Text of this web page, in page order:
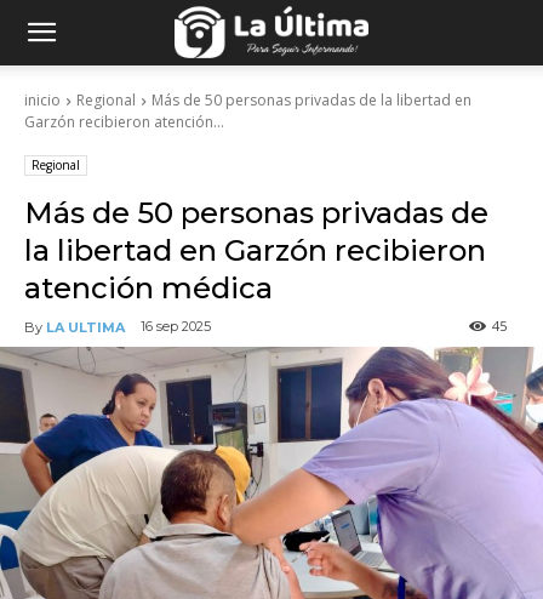
inicio Regional
Más de 50 personas privadas de la libertad en
Garzón recibieron atención...
Regional
Más de 50 personas privadas de
la libertad en Garzón recibieron
atención médica
By LA ULTIMA 16 sep 2025 45